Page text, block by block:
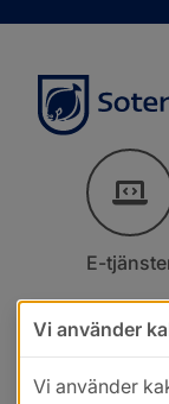
E-
Vi använder
Vi använder